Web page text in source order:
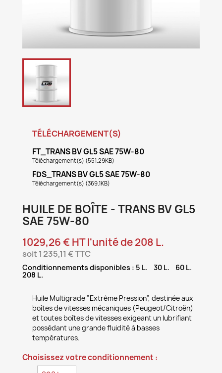
TÉLÉCHARGEMENT(S)
FT_TRANS BV GL5 SAE 75W-80
Téléchargement(s) (551.29KB)
FDS_TRANS BV GL5 SAE 75W-80
Téléchargement(s) (369.1KB)
HUILE DE BOÎTE - TRANS BV GL5
SAE 75W-80
1029,26 € HT l'unité de 208 L.
soit 1 235,11 € TTC
Conditionnements disponibles : 5 L. 30 L. 60 L.
208 L.
Huile Multigrade "Extrême Pression", destinée aux
boîtes de vitesses mécaniques (Peugeot/Citroën)
et toutes boîtes de vitesses exigeant un lubrifiant
possédant une grande fluidité à basses
températures.
Choisissez votre conditionnement :